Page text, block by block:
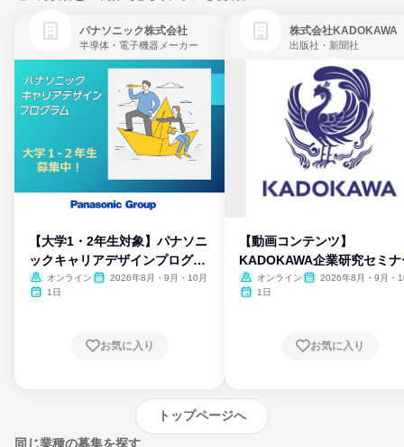
パナソニック株式会社
半導体・電子機器メーカー
【大学1・2年生対象】パナソニ
ックキャリアデザインプログラ
ム
オンライン
2026年8月・9月・10月
1日
お気に入り
株式会社KADOKAWA
出版社・新聞社
【動画コンテンツ】
KADOKAWA企業研究セミナ
オンライン
2026年8月・9月・
1日
お気に入り
トップページへ
同じ業種の募集を探す